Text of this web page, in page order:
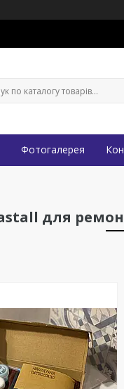
Фотогалерея
для